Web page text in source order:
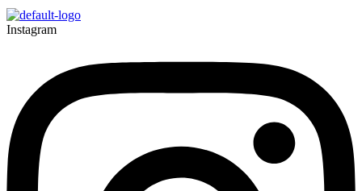
Instagram